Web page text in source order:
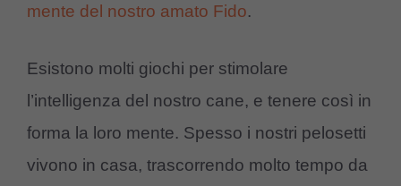
mente del nostro amato Fido.
Esistono molti giochi per stimolare
l’intelligenza del nostro cane, e tenere così in
forma la loro mente. Spesso i nostri pelosetti
vivono in casa, trascorrendo molto tempo da